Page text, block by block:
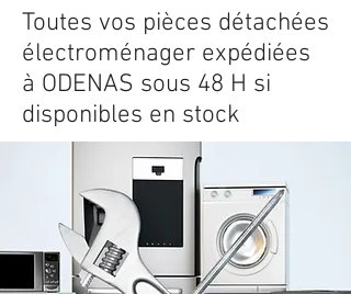
Toutes vos pièces détachées
électroménager expédiées
à ODENAS sous 48 H si
disponibles en stock